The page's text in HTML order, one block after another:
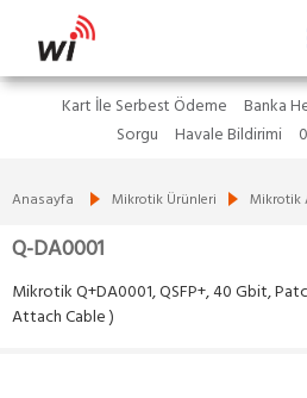
Kart İle Serbest Ödeme Banka
Sorgu
Havale Bildirimi
Anasayfa Mikrotik Ürünleri Mikrotik
Q-DA0001
Mikrotik Q+DA0001, QSFP+, 40 Gbit,
Attach Cable )